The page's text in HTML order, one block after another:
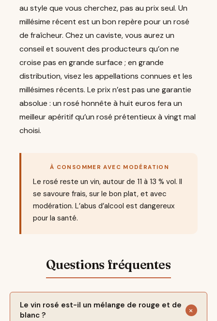
au style que vous cherchez, pas au prix seul. Un
millésime récent est un bon repère pour un rosé
de fraîcheur. Chez un caviste, vous aurez un
conseil et souvent des producteurs qu’on ne
croise pas en grande surface ; en grande
distribution, visez les appellations connues et les
millésimes récents. Le prix n’est pas une garantie
absolue : un rosé honnête à huit euros fera un
meilleur apéritif qu’un rosé prétentieux à vingt mal
choisi.
À CONSOMMER AVEC MODÉRATION
Le rosé reste un vin, autour de 11 à 13 % vol. Il
se savoure frais, sur le bon plat, et avec
modération. L’abus d’alcool est dangereux
pour la santé.
Le vin rosé est-il un mélange de rouge et de
blanc ?